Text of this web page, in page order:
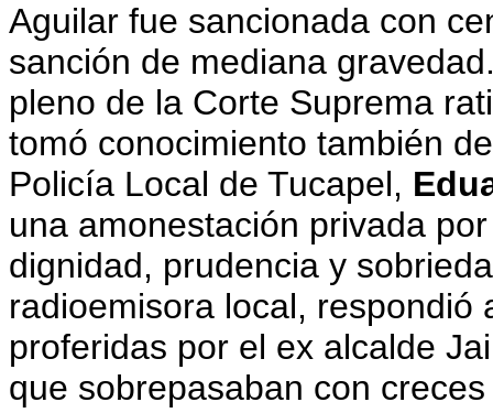
Aguilar fue sancionada con
sanción de mediana
pleno de la Corte Suprema
tomó conocimiento también
Policía Local de Tucapel,
una amonestación privada
dignidad, prudencia y
radioemisora local, respondió
proferidas por el ex alcalde
que sobrepasaban con